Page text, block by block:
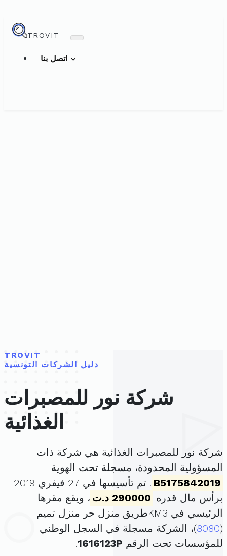
TROVIT
TROVIT
دليل الشركات التونسية
شركة نور للمصبرات
الغذائية
شركة نور للمصبرات الغذائية هي شركة ذات
المسؤولية المحدودة، مسجلة تحت الهوية
B5175842019
. تم تأسيسها في 27 فيفري 2019
برأس مال قدره 290000 د.ت
، ويقع مقرها
الرئيسي في KM3طريق منزل حر منزل تميم
(
8080)، الشركة مسجلة في السجل الوطني
للمؤسسات تحت الرقم 1616123P
.